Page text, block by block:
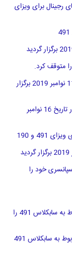
رجینال برای ویزای
گزارش غیررسمی اداره مهاجرت در خصوص راند 11 نوامبر 2019 برگزار
تعریف منطقه ای استرالیا برای اهداف مهاجرتی در تاریخ 16 نوامبر
خود را
ایالت NT به مرکزیت داروین لیست مشاغل مربوط به سابکلاس 491 را
ایالت NSW به مرکزیت سیدنی لیست مشاغل مربوط به سابکلاس 491